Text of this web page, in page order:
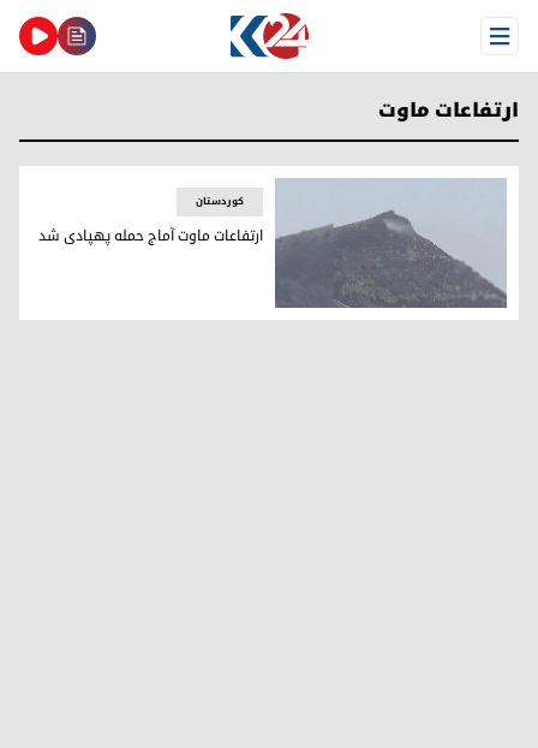
Open Menu
ارتفاعات ماوت
ارتفاعات ماوت پس از حمله پهپادی، ٢٢ اوت ٢٠٢٢ _ عکس به کوردستان٢٤ ارسال شده است
کوردستان
ارتفاعات ماوت آماج حمله پهپادی شد